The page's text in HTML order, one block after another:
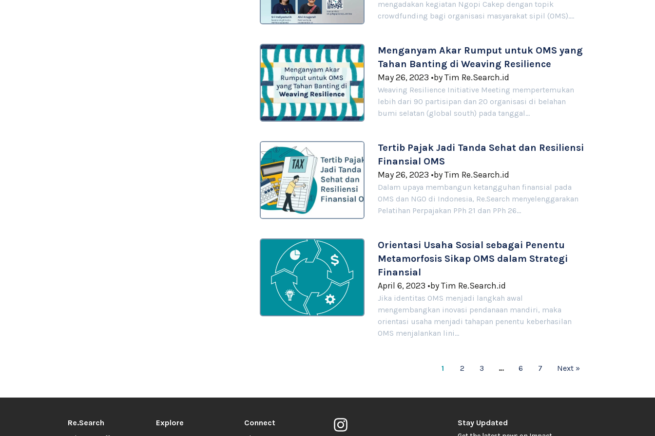
mengadakan kegiatan Ngopi Cakep dengan topik
crowdfunding bagi organisasi masyarakat sipil (OMS).…
Menganyam Akar Rumput untuk OMS yang
Tahan Banting di Weaving Resilience
May 26, 2023 •byTim Re.Search.id
Weaving Resilience Initiative Meeting mempertemukan
lebih dari 90 partisipan dan 20 organisasi di belahan
bumi selatan (global south) pada tanggal…
Tertib Pajak Jadi Tanda Sehat dan Resiliensi
Finansial OMS
May 26, 2023 •byTim Re.Search.id
Dalam upaya membangun ketangguhan finansial pada
OMS dan NGO di Indonesia, Re.Search menyelenggarakan
Pelatihan Perpajakan PPh 21 dan PPh 26…
Orientasi Usaha Sosial sebagai Penentu
Metamorfosis Sikap OMS dalam Strategi
Finansial
April 6, 2023 •byTim Re.Search.id
Jika identitas OMS menjadi langkah awal
mengembangkan inovasi pendanaan mandiri, maka
orientasi usaha menjadi tahapan penentu keberhasilan
OMS menjalankan lini…
1 2 3 … 6 7 Next »
Re.Search
Explore
Connect
Stay Updated